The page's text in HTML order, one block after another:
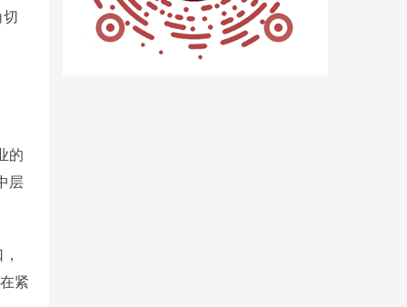
的
层
紧